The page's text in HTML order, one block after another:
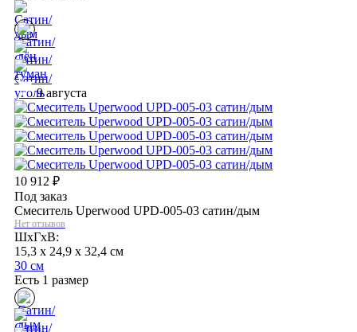
9 августа
10 912 ₽
Под заказ
Смеситель Uperwood UPD-005-03 сатин/дым
Нет отзывов
ШхГхВ:
15,3 x 24,9 x 32,4 см
30 см
Есть 1 размер